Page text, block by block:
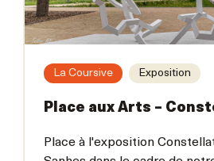
La Coursive Exposition
Place aux Arts –
Place à l'exposition